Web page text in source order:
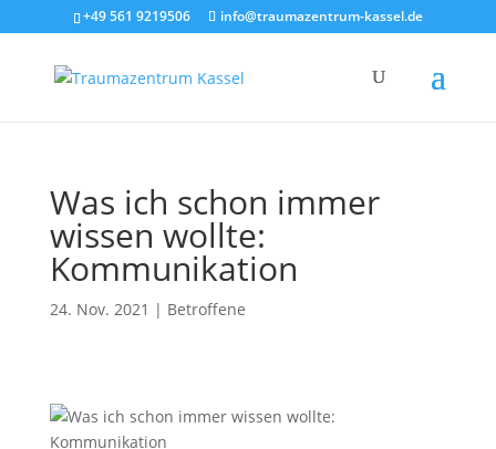
+49 561 9219506 info@traumazentrum-kassel.de
Was ich schon immer
wissen wollte:
Kommunikation
24. Nov. 2021 | Betroffene